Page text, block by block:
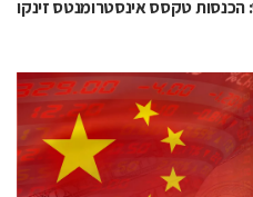
טקסס אינסטרומנטס זינקו